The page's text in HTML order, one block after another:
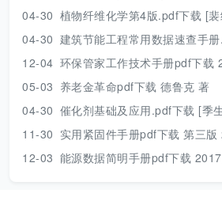
04-30 植物纤维化学第4版.pdf下载 [
04-30 建筑节能工程常用数据速查手册.pdf
12-04 环保管家工作技术手册pdf下载
05-03 养老金革命pdf下载 德鲁克 著
04-30 催化剂基础及应用.pdf下载 [季生福 张
11-30 实用紧固件手册pdf下载 第三版
12-03 能源数据简明手册pdf下载